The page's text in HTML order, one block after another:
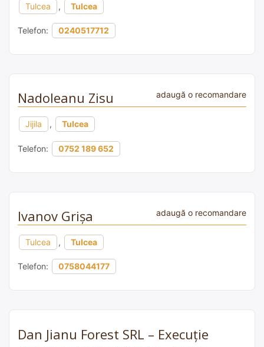
Tulcea , Tulcea
Telefon: 0240517712
Nadoleanu Zisu adaugă o recomandare
Jijila , Tulcea
Telefon: 0752 189 652
Ivanov Grișa adaugă o recomandare
Tulcea , Tulcea
Telefon: 0758044177
Dan Jianu Forest SRL – Execuție